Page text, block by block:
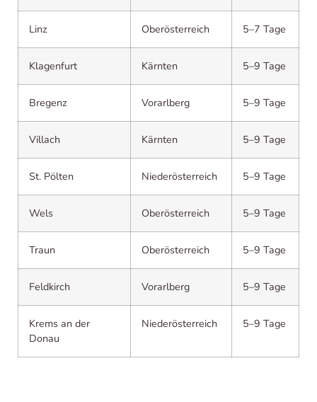
Linz Oberösterreich 5–7 Tage
Klagenfurt Kärnten 5–9 Tage
Bregenz Vorarlberg 5–9 Tage
Villach Kärnten 5–9 Tage
St. Pölten Niederösterreich 5–9 Tage
Wels Oberösterreich 5–9 Tage
Traun Oberösterreich 5–9 Tage
Feldkirch Vorarlberg 5–9 Tage
Krems an der
Donau
Niederösterreich 5–9 Tage